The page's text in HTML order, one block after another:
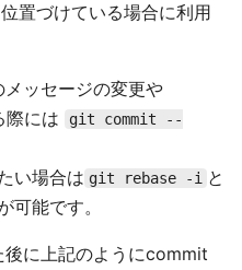
置づけている場合に利用
メッセージの変更や
には
git commit --
い場合は git rebase -i と
可能です。
後に上記のようにcommit